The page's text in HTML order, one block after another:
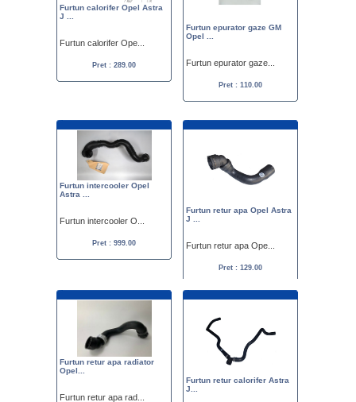
Furtun calorifer Opel Astra
J ...
Furtun calorifer Ope...
Pret : 289.00
Furtun epurator gaze GM
Opel ...
Furtun epurator gaze...
Pret : 110.00
Furtun intercooler Opel
Astra ...
Furtun intercooler O...
Pret : 999.00
Furtun retur apa Opel Astra
J ...
Furtun retur apa Ope...
Pret : 129.00
Furtun retur apa radiator
Opel...
Furtun retur apa rad...
Furtun retur calorifer Astra
J...